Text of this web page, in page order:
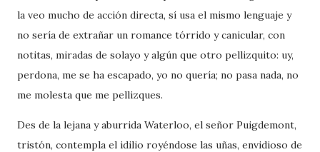
la veo mucho de acción directa, sí usa el mismo lenguaje y
no sería de extrañar un romance tórrido y canicular, con
notitas, miradas de solayo y algún que otro pellizquito: uy,
perdona, me se ha escapado, yo no quería; no pasa nada, no
me molesta que me pellizques.
Des de la lejana y aburrida Waterloo, el señor Puigdemont,
tristón, contempla el idilio royéndose las uñas, envidioso de